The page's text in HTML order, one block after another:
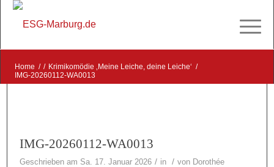
Home / / Krimikomödie ‚Meine Leiche, deine Leiche‘ /
IMG-20260112-WA0013
IMG-20260112-WA0013
Geschrieben am Sa. 17. Januar 2026 / in / von Dorothée